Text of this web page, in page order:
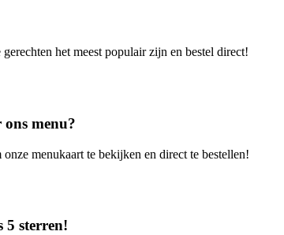
het meest populair zijn en bestel direct!
menu?
onze menukaart te bekijken en direct te bestellen!
5 sterren!